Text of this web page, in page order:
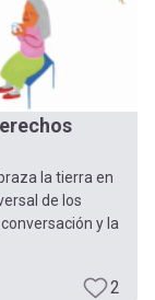
la tierra en
de los
y la
2